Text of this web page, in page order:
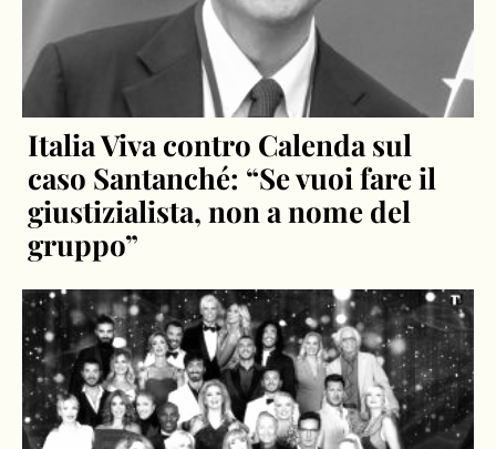
Italia Viva contro Calenda sul
caso Santanché: “Se vuoi fare il
giustizialista, non a nome del
gruppo”